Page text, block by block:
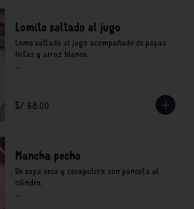
Lomito saltado al jugo
Lomo saltado al jugo acompañado de papas
fritas y arroz blanco.
consumo.
S/ 68.00
Mancha pecho
De sopa seca y carapulcra con panceta al
cilindro.